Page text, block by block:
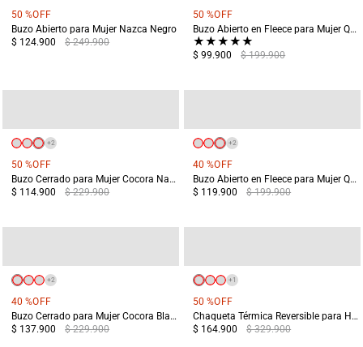
50 %OFF
Buzo Abierto para Mujer Nazca Negro
$ 124.900
$ 249.900
50 %OFF
Buzo Abierto en Fleece para Mujer Quilotoa Rosado
★★★★★
$ 99.900 $ 199.900
+2
50 %OFF
Buzo Cerrado para Mujer Cocora Naranja
$ 114.900
$ 229.900
+2
40 %OFF
Buzo Abierto en Fleece para Mujer Quilotoa Verde
$ 119.900
$ 199.900
+2
40 %OFF
Buzo Cerrado para Mujer Cocora Blanco
$ 137.900
$ 229.900
+1
50 %OFF
Chaqueta Térmica Reversible para Hombre Tama Verde
$ 164.900
$ 329.900